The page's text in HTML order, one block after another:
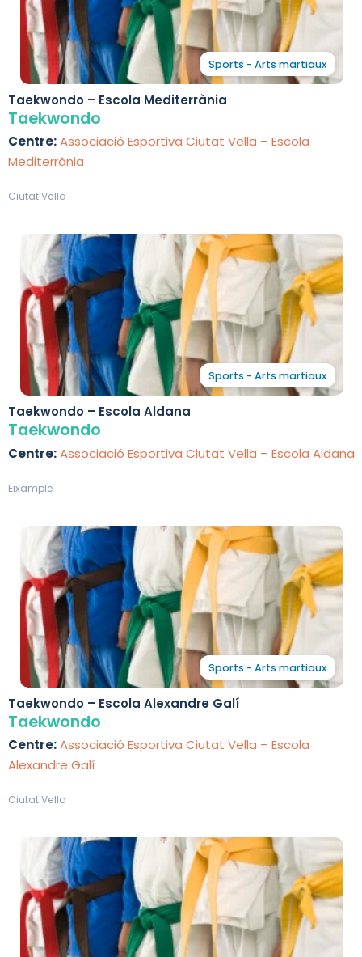
Sports - Arts martiaux
Taekwondo – Escola Mediterrània
Taekwondo
Centre:Associació Esportiva Ciutat Vella – Escola
Mediterrània
Ciutat Vella
Sports - Arts martiaux
Taekwondo – Escola Aldana
Taekwondo
Centre:Associació Esportiva Ciutat Vella – Escola Aldana
Eixample
Sports - Arts martiaux
Taekwondo – Escola Alexandre Galí
Taekwondo
Centre:Associació Esportiva Ciutat Vella – Escola
Alexandre Galí
Ciutat Vella